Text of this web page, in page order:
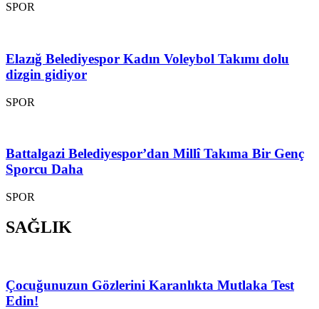
SPOR
Elazığ Belediyespor Kadın Voleybol Takımı dolu
dizgin gidiyor
SPOR
Battalgazi Belediyespor’dan Millî Takıma Bir Genç
Sporcu Daha
SPOR
SAĞLIK
Çocuğunuzun Gözlerini Karanlıkta Mutlaka Test
Edin!